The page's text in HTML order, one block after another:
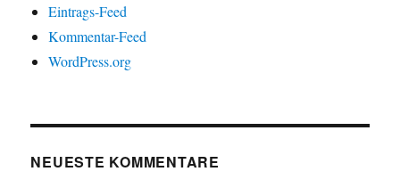
Eintrags-Feed
Kommentar-Feed
WordPress.org
NEUESTE KOMMENTARE